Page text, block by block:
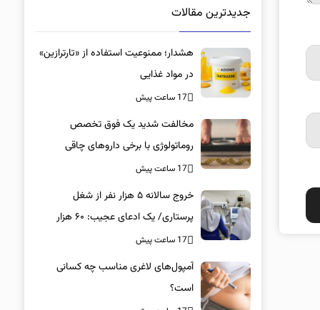
جدیدترین مقالات
هشدار؛ ممنوعیت استفاده از «تارترازین»
در مواد غذایی
17 ساعت پیش
مخالفت شدید یک فوق تخصص
روماتولوژی با برخی داروهای چاقی
17 ساعت پیش
خروج سالانه ۵ هزار نفر از شغل
پرستاری/ یک ادعای عجیب: ۶۰ هزار
پرستار خانه‌نشین شدند؟
17 ساعت پیش
آمپول‌های لاغری مناسب چه کسانی
است؟